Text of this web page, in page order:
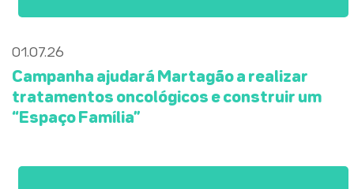
01.07.26
Campanha ajudará Martagão a realizar
tratamentos oncológicos e construir um
“Espaço Família”